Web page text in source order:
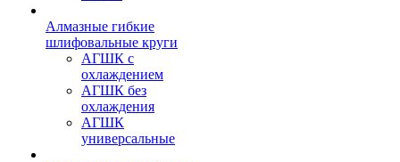
Алмазные гибкие
шлифовальные круги
АГШК с
охлаждением
АГШК без
охлаждения
АГШК
универсальные